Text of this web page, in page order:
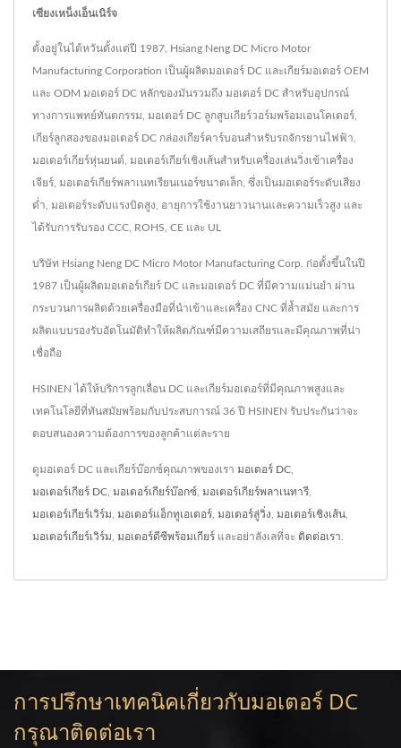
เซียงเหน็งเอ็นเนิร์จ
ตั้งอยู่ในไต้หวันตั้งแต่ปี 1987, Hsiang Neng DC Micro Motor
Manufacturing Corporation เป็นผู้ผลิตมอเตอร์ DC และเกียร์มอเตอร์ OEM
และ ODM มอเตอร์ DC หลักของมันรวมถึง มอเตอร์ DC สำหรับอุปกรณ์
ทางการแพทย์ทันตกรรม, มอเตอร์ DC ลูกสูบเกียร์วอร์มพร้อมเอนโคเดอร์,
เกียร์ลูกสองของมอเตอร์ DC กล่องเกียร์คาร์บอนสำหรับรถจักรยานไฟฟ้า,
มอเตอร์เกียร์หุ่นยนต์, มอเตอร์เกียร์เชิงเส้นสำหรับเครื่องเล่นวิ่งเข้าเครื่อง
เจียร์, มอเตอร์เกียร์พลาเนทเรียนเนอร์ขนาดเล็ก, ซึ่งเป็นมอเตอร์ระดับเสียง
ต่ำ, มอเตอร์ระดับแรงบิดสูง, อายุการใช้งานยาวนานและความเร็วสูง และ
ได้รับการรับรอง CCC, ROHS, CE และ UL
บริษัท Hsiang Neng DC Micro Motor Manufacturing Corp. ก่อตั้งขึ้นในปี
1987 เป็นผู้ผลิตมอเตอร์เกียร์ DC และมอเตอร์ DC ที่มีความแม่นยำ ผ่าน
กระบวนการผลิตด้วยเครื่องมือที่นำเข้าและเครื่อง CNC ที่ล้ำสมัย และการ
ผลิตแบบรองรับอัตโนมัติทำให้ผลิตภัณฑ์มีความเสถียรและมีคุณภาพที่น่า
เชื่อถือ
HSINEN ได้ให้บริการลูกเลื่อน DC และเกียร์มอเตอร์ที่มีคุณภาพสูงและ
เทคโนโลยีที่ทันสมัยพร้อมกับประสบการณ์ 36 ปี HSINEN รับประกันว่าจะ
ตอบสนองความต้องการของลูกค้าแต่ละราย
ดูมอเตอร์ DC และเกียร์บ๊อกซ์คุณภาพของเรา มอเตอร์ DC
มอเตอร์เกียร์ DC มอเตอร์เกียร์บ๊อกซ์ มอเตอร์เกียร์พลาเนทารี
มอเตอร์เกียร์เวิร์ม มอเตอร์แอ็กทูเอเตอร์ มอเตอร์ลู่วิ่ง มอเตอร์เชิงเส้น
มอเตอร์เกียร์เวิร์ม มอเตอร์ดีซีพร้อมเกียร์ และอย่าลังเลที่จะ ติดต่อเรา
การปรึกษาเทคนิคเกี่ยวกับมอเตอร์ DC
กรุณาติดต่อเรา